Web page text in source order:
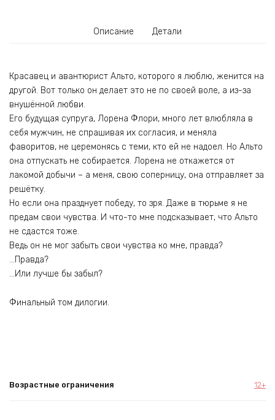
Описание Детали
Красавец и авантюрист Альто, которого я люблю, женится на
другой. Вот только он делает это не по своей воле, а из-за
внушённой любви.
Его будущая супруга, Лорена Флори, много лет влюбляла в
себя мужчин, не спрашивая их согласия, и меняла
фаворитов, не церемонясь с теми, кто ей не надоел. Но Альто
она отпускать не собирается. Лорена не откажется от
лакомой добычи – а меня, свою соперницу, она отправляет за
решётку.
Но если она празднует победу, то зря. Даже в тюрьме я не
предам свои чувства. И что-то мне подсказывает, что Альто
не сдастся тоже.
Ведь он не мог забыть свои чувства ко мне, правда?
…Правда?
…Или лучше бы забыл?
Финальный том дилогии.
Возрастные ограничения 12+